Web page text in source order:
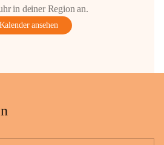
in deiner Region an.
Kalender ansehen